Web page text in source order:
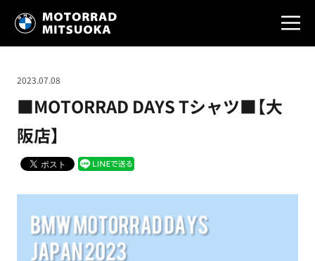
■MOTORRAD DAYS Tシャツ■【大
阪店】
2023.07.08